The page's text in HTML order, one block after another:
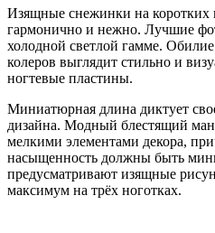
Изящные снежинки на коротких
гармонично и нежно. Лучшие
холодной светлой гамме.
колеров выглядит стильно и
ногтевые пластины.
Миниатюрная длина диктует
дизайна. Модный блестящий
мелкими элементами декора,
насыщенность должны быть
предусматривают изящные
максимум на трёх ноготках.